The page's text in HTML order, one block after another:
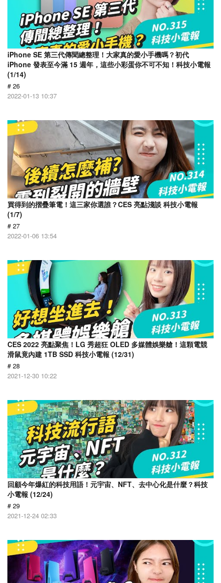
iPhone SE 第三代傳聞總整理！大家真的愛小手機嗎？初代
iPhone 發表至今滿 15 週年，這些小彩蛋你不可不知！科技小電報
(1/14)
# 26
2022-01-13 10:37
買得到的摺疊筆電！這三家你選誰？CES 亮點淺談 科技小電報
(1/7)
# 27
2022-01-06 13:54
CES 2022 亮點聚焦！LG 秀超狂 OLED 多媒體娛樂艙！這顆電競
滑鼠竟內建 1TB SSD 科技小電報 (12/31)
# 28
2021-12-30 10:22
回顧今年爆紅的科技用語！元宇宙、NFT、去中心化是什麼？科技
小電報 (12/24)
# 29
2021-12-24 02:33